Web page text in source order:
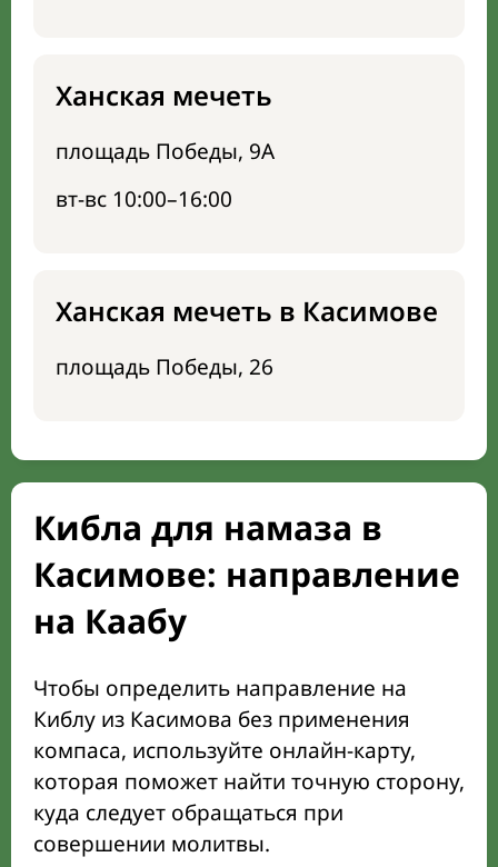
Ханская мечеть
площадь Победы, 9А
вт-вс 10:00–16:00
Ханская мечеть в Касимове
площадь Победы, 26
Кибла для намаза в
Касимове: направление
на Каабу
Чтобы определить направление на
Киблу из Касимова без применения
компаса, используйте онлайн-карту,
которая поможет найти точную сторону,
куда следует обращаться при
совершении молитвы.